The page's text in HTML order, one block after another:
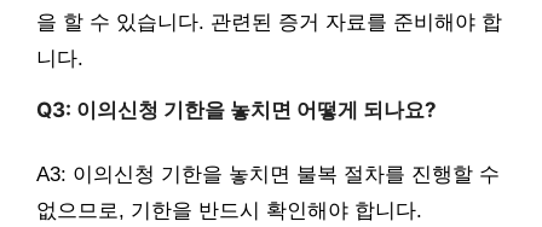
을 할 수 있습니다. 관련된 증거 자료를 준비해야 합
니다.
Q3: 이의신청 기한을 놓치면 어떻게 되나요?
A3: 이의신청 기한을 놓치면 불복 절차를 진행할 수
없으므로, 기한을 반드시 확인해야 합니다.